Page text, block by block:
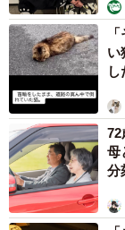
い
母
分